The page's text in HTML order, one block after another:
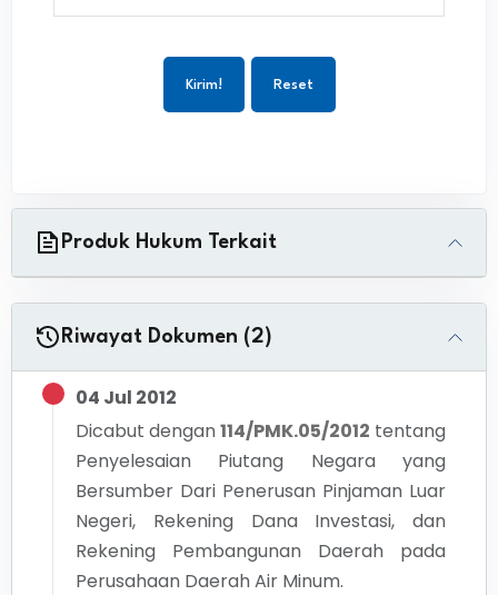
Kirim! Reset
Produk Hukum Terkait
Riwayat Dokumen (2)
04 Jul 2012
Dicabut dengan114/PMK.05/2012 tentang
Penyelesaian Piutang Negara yang
Bersumber Dari Penerusan Pinjaman Luar
Negeri, Rekening Dana Investasi, dan
Rekening Pembangunan Daerah pada
Perusahaan Daerah Air Minum.